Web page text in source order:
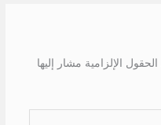
الحقول الإلزامية مشار إليها